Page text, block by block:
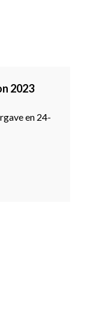
2023
en 24-